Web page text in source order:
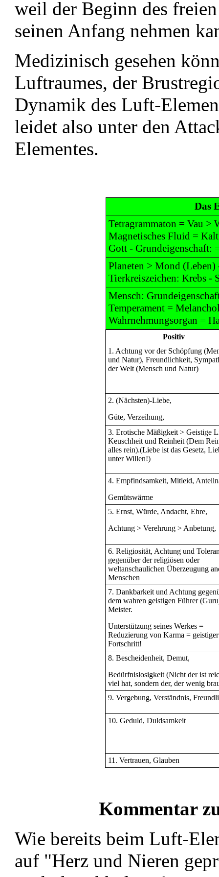
weil der Beginn des
seinen Anfang nehmen
Medizinisch gesehen
Luftraumes, der
Dynamik des Luft-
leidet also unter den
Elementes.
Das
Tetragrammaton = Vau >
Magnetisches Fluid =
Gott - Grundeigenschaft:
Planeten > Mond (Leben)
Tierkreiszeichen: Krebs -
Mensch:
Temperament =
Wahrnehmungsorgan =
Positiv
1. Achtung vor der Schöpfung
und Natur), Freundlichkeit,
der Welt (Mensch und Natur)
2. (Nächsten)-Liebe,
Güte, Verzeihung,
3. Erotische Mäßigkeit > Geistige
Keuschheit und Reinheit (Dem
alles rein).(Liebe ist das Gesetz,
unter Willen!)
4. Empfindsamkeit, Mitleid,
Gemütswärme
5. Ernst, Würde, Andacht, Ehre,
Achtung > Verehrung > Anbetung,
6. Religiosität, Achtung und
gegenüber der religiösen oder
weltanschaulichen Überzeugung
Menschen
7. Dankbarkeit und Achtung
dem wahren geistigen Führer
Meister.
Unterstützung seines Werkes =
Reduzierung von Karma = geistiger
Fortschritt!
8. Bescheidenheit, Demut,
Bedürfnislosigkeit (Nicht der ist
viel hat, sondern der, der wenig
9. Vergebung, Verständnis,
10. Geduld, Duldsamkeit
11. Vertrauen, Glauben
Kommentar
Wie bereits beim Luft-
auf "Herz und Nieren